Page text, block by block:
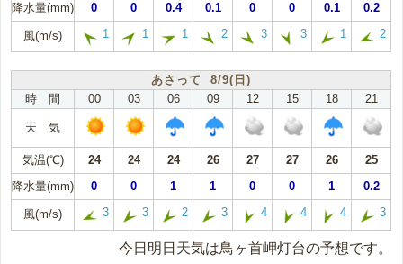
降水量(mm)
0 0 0.4 0.1 0 0 0.1 0.2
風(m/s) 1 1 1 2 3 3 1 2
あさって 8/9(日)
時 間
00 03 06 09 12 15 18 21
天 気
気温(℃) 24 24 24 26 27 27 26
25
降水量(mm)
0 0 1 1 0 0 1 0.2
風(m/s) 3 3 2 3 4 4 4 3
今日明日天気は鳥ヶ首岬灯台の予想です。